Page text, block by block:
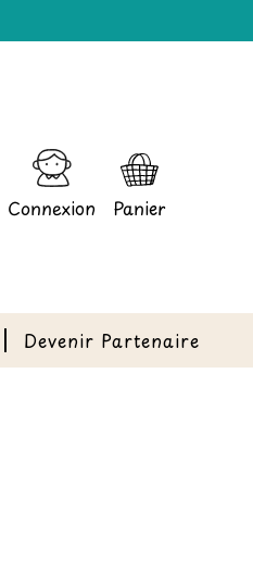
Panier
Connexion
Devenir Partenaire